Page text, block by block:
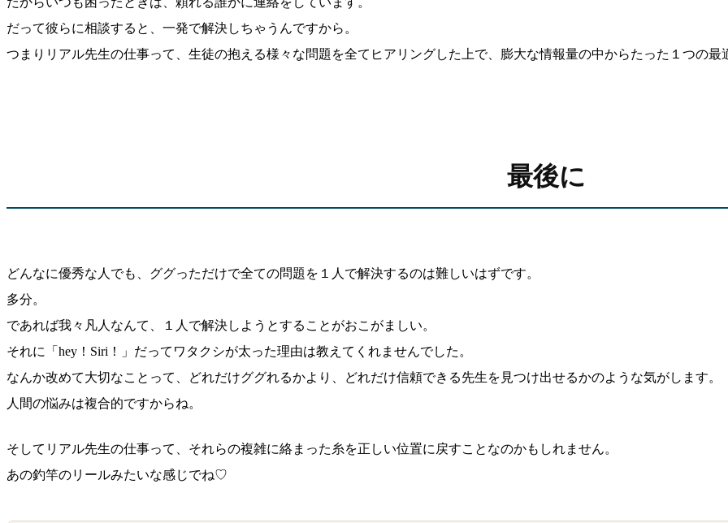
だって彼らに相談すると、一発で解決しちゃうんですから。
つまりリアル先生の仕事って、生徒の抱える様々な問題を全てヒアリングした上で、膨大な情報量の中からたった１つの
最後に
どんなに優秀な人でも、ググっただけで全ての問題を１人で解決するのは難しいはずです。
多分。
であれば我々凡人なんて、１人で解決しようとすることがおこがましい。
それに「hey！Siri！」だってワタクシが太った理由は教えてくれませんでした。
なんか改めて大切なことって、どれだけググれるかより、どれだけ信頼できる先生を見つけ出せるかのような気がします。
人間の悩みは複合的ですからね。
そしてリアル先生の仕事って、それらの複雑に絡まった糸を正しい位置に戻すことなのかもしれません。
あの釣竿のリールみたいな感じでね♡